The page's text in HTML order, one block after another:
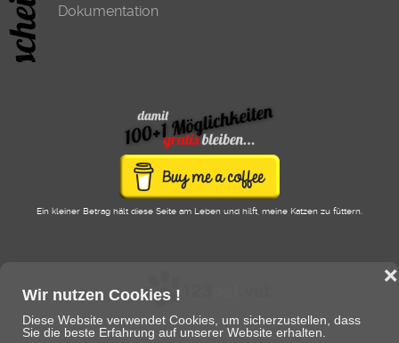
Wir nutzen Cookies !
Diese Website verwendet Cookies, um sicherzustellen, dass
Sie die beste Erfahrung auf unserer Website erhalten.
❌
Dokumentation
Ein kleiner Betrag hält diese Seite am Leben und hilft, meine Katzen zu füttern.